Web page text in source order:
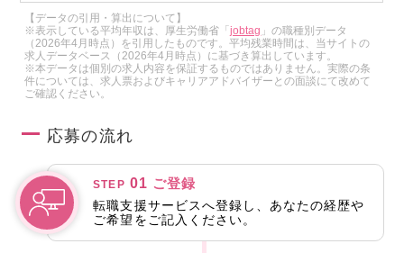
【データの引用・算出について】
※表示している平均年収は、厚生労働省「jobtag 」の職種別データ
（2026年4月時点）を引用したものです。平均残業時間は、当サイトの
求人データベース（2026年4月時点）に基づき算出しています。
※本データは個別の求人内容を保証するものではありません。実際の条
件については、求人票およびキャリアアドバイザーとの面談にて改めて
ご確認ください。
応募の流れ
STEP 01 ご登録
転職支援サービスへ登録し、あなたの経歴や
ご希望をご記入ください。